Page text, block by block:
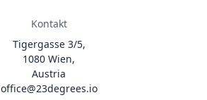
Kontakt
Tigergasse 3/5,
1080 Wien,
Austria
office@23degrees.io